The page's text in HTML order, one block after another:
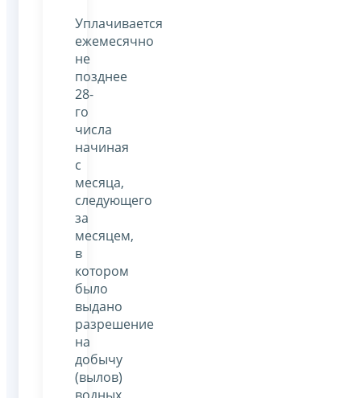
Уплачивается
ежемесячно
не
позднее
28-
го
числа
начиная
с
месяца,
следующего
за
месяцем,
в
котором
было
выдано
разрешение
на
добычу
(вылов)